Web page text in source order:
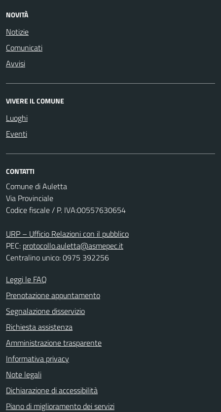
NOVITÀ
Notizie
Comunicati
Avvisi
VIVERE IL COMUNE
Luoghi
Eventi
CONTATTI
Comune di Auletta
Via Provinciale
Codice fiscale / P. IVA:00557630654
URP – Ufficio Relazioni con il pubblico
PEC: protocollo.auletta@asmepec.it
Centralino unico: 0975 392256
Leggi le FAQ
Prenotazione appuntamento
Segnalazione disservizio
Richiesta assistenza
Amministrazione trasparente
Informativa privacy
Note legali
Dichiarazione di accessibilità
Piano di miglioramento dei servizi